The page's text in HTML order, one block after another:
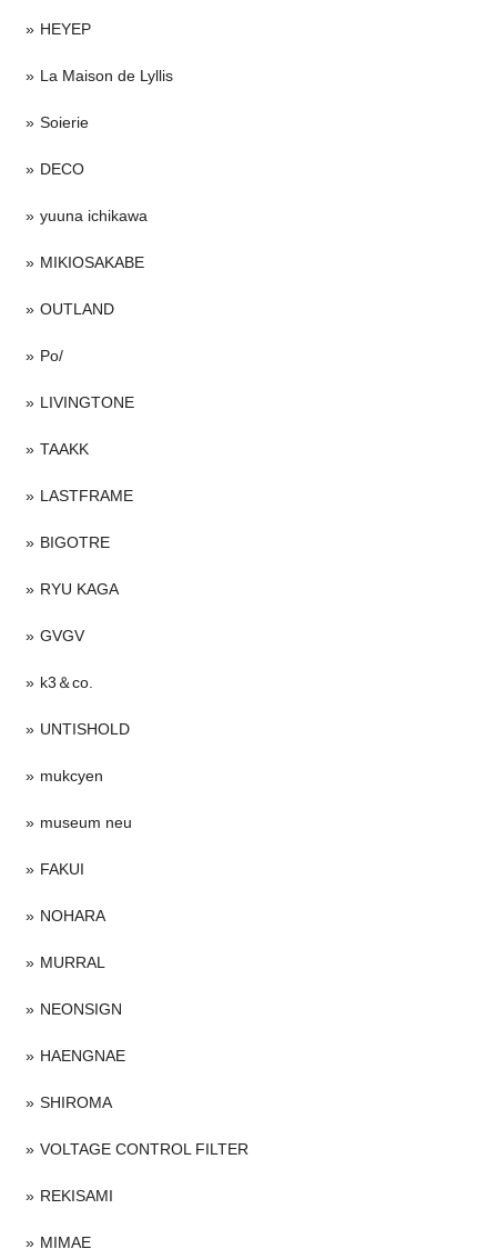
HEYEP
La Maison de Lyllis
Soierie
DECO
yuuna ichikawa
MIKIOSAKABE
OUTLAND
Po/
LIVINGTONE
TAAKK
LASTFRAME
BIGOTRE
RYU KAGA
GVGV
k3＆co.
UNTISHOLD
mukcyen
museum neu
FAKUI
NOHARA
MURRAL
NEONSIGN
HAENGNAE
SHIROMA
VOLTAGE CONTROL FILTER
REKISAMI
MIMAE